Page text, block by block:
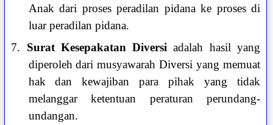
Anak dari proses peradilan pidana ke proses di
luar peradilan pidana.
7. Surat Kesepakatan Diversi adalah hasil yang
diperoleh dari musyawarah Diversi yang memuat
hak dan kewajiban para pihak yang tidak
melanggar ketentuan peraturan perundang-
undangan.